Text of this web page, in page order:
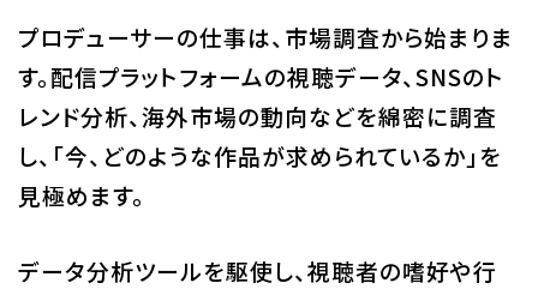
プロデューサーの仕事は、市場調査から始まりま
す。配信プラットフォームの視聴データ、SNSのト
レンド分析、海外市場の動向などを綿密に調査
し、「今、どのような作品が求められているか」を
見極めます。
データ分析ツールを駆使し、視聴者の嗜好や行